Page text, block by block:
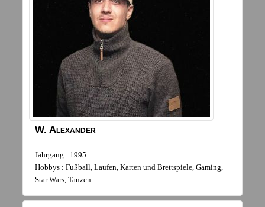
W. Alexander
Jahrgang : 1995
Hobbys : Fußball, Laufen, Karten und Brettspiele, Gaming,
Star Wars, Tanzen